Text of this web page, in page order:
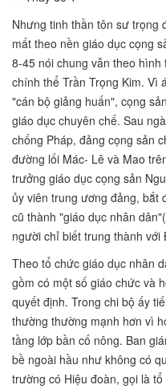
Nhưng tinh thần tôn sư trọng
mất theo nền giáo dục cọng
8-45 nói chung vẫn theo
chính thể Trần Trọng Kim. Vì
"cán bộ giảng huấn", cọng
giáo dục chuyên chế. Sau
chống Pháp, đảng cọng sản
đường lối Mác- Lê và Mao
trưởng giáo dục cọng sản
ủy viên trung ương đảng, bắt
cũ thành "giáo dục nhân
người chỉ biết trung thành
Theo tổ chức giáo dục nhân
gồm có một số giáo chức và
quyết định. Trong chi bộ ấy
thường thường mạnh hơn vì
tầng lớp bần cố nông. Ban
bề ngoài hầu như không có
trường có Hiệu đoàn, gọi là